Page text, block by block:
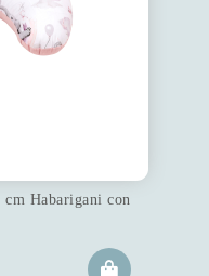
cm Habarigani con